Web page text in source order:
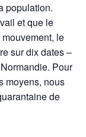
population.
et que le
le
sur dix dates –
Pour
moyens, nous
de